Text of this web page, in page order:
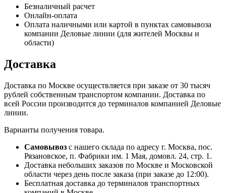
Безналичный расчет
Онлайн-оплата
Оплата наличными или картой в пунктах самовывоза
компании Деловые линии (для жителей Москвы и
области)
Доставка
Доставка по Москве осуществляется при заказе от 30 тысяч
рублей собственным транспортом компании. Доставка по
всей России производится до терминалов компанией Деловые
линии.
Варианты получения товара.
Самовывоз с нашего склада по адресу г. Москва, пос.
Рязановское, п. Фабрики им. 1 Мая, домовл. 24, стр. 1.
Доставка небольших заказов по Москве и Московской
области через день после заказа (при заказе до 12:00).
Бесплатная доставка до терминалов транспортных